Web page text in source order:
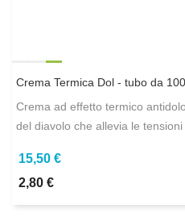
Crema Termica Dol - tubo da
Crema ad effetto termico
del diavolo che allevia le
15,50 €
2,80 €